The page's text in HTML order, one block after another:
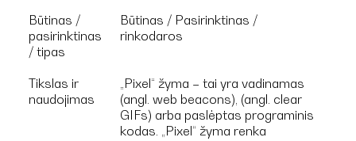
Būtinas /
pasirinktinas
/ tipas
Tikslas ir
naudojimas
„Pixel“ žyma – tai yra vadinamas
(angl. web beacons), (angl. clear
GIFs) arba paslėptas programinis
kodas. „Pixel“ žyma renka
Būtinas / Pasirinktinas /
rinkodaros